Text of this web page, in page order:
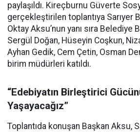
paylaşıldı. Kireçburnu Güverte
gerçekleştirilen toplantıya Sarıyer
Oktay Aksu’nun yanı sıra Belediye
Sergül Doğan, Hüseyin Coşkun,
Ayhan Gedik, Cem Çetin, Osman
birim müdürleri katıldı.
“Edebiyatın Birleştirici
Yaşayacağız”
Toplantıda konuşan Başkan Aksu,